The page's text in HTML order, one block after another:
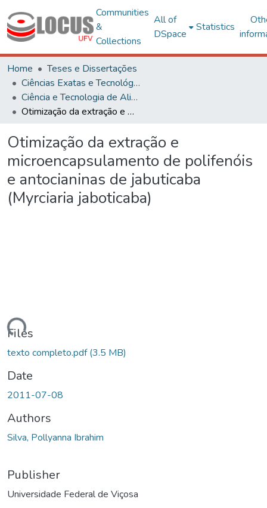
Communities
&
Collections
All of
DSpace
Statistics
Home
Teses e Dissertações
Ciências Exatas e Tecnológicas
Ciência e Tecnologia de Alimentos
Otimização da extração e microencapsulamento de polifenóis e antocianinas de jabuticaba (Myrciaria jaboticaba)
Otimização da extração e
microencapsulamento de polifenóis
e antocianinas de jabuticaba
(Myrciaria jaboticaba)
Loading...
Files
texto completo.pdf(3.5 MB)
Date
2011-07-08
Authors
Silva, Pollyanna Ibrahim
Publisher
Universidade Federal de Viçosa